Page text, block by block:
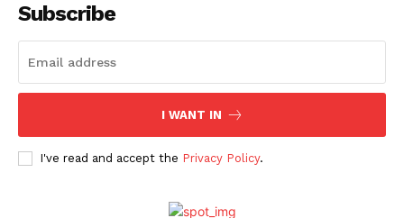
Subscribe
I WANT IN
I've read and accept the Privacy Policy.